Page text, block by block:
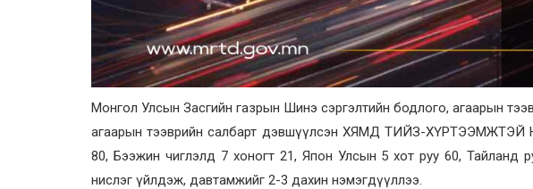
Монгол Улсын Засгийн газрын Шинэ сэргэлтийн бодлого, агаарын
агаарын тээврийн салбарт дэвшүүлсэн ХЯМД ТИЙЗ-ХҮРТЭЭМЖТЭЙ
80, Бээжин чиглэлд 7 хоногт 21, Япон Улсын 5 хот руу 60, Тайланд
нислэг үйлдэж, давтамжийг 2-3 дахин нэмэгдүүллээ.